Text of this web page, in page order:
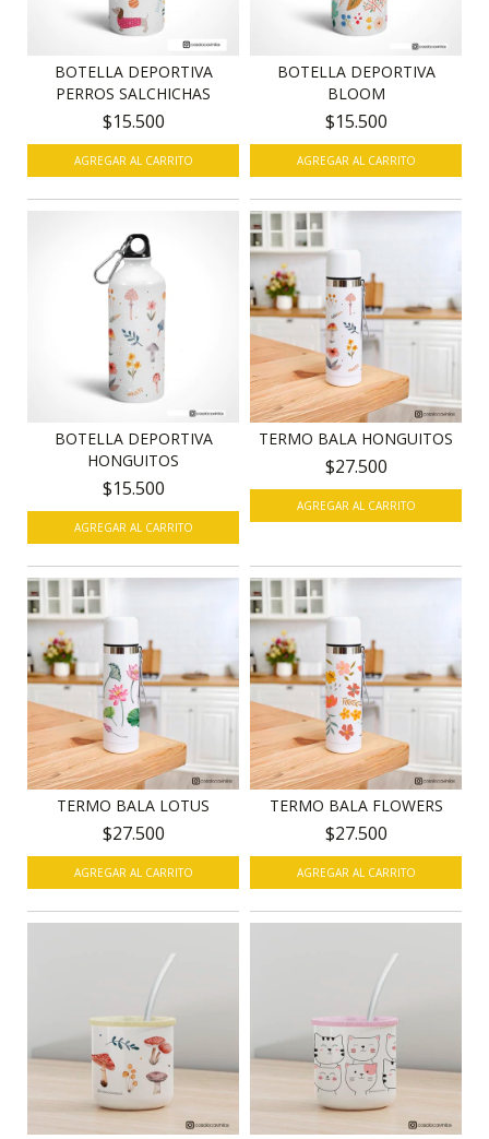
BOTELLA DEPORTIVA
PERROS SALCHICHAS
$15.500
BOTELLA DEPORTIVA
BLOOM
$15.500
BOTELLA DEPORTIVA
HONGUITOS
$15.500
TERMO BALA HONGUITOS
$27.500
AGREGAR AL CARRITO
TERMO BALA LOTUS
$27.500
AGREGAR AL CARRITO
TERMO BALA FLOWERS
$27.500
AGREGAR AL CARRITO